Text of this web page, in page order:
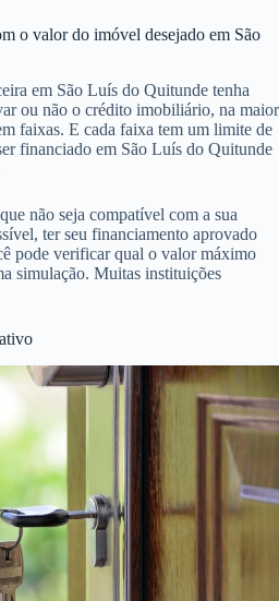
o valor do imóvel desejado em São
em São Luís do Quitunde tenha
ou não o crédito imobiliário, na maior
faixas. E cada faixa tem um limite de
financiado em São Luís do Quitunde
não seja compatível com a sua
ter seu financiamento aprovado
pode verificar qual o valor máximo
simulação. Muitas instituições